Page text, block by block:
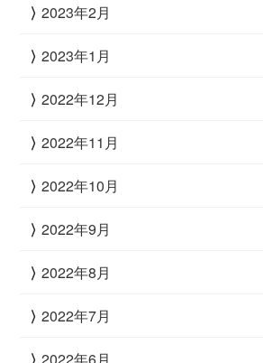
2023年2月
2023年1月
2022年12月
2022年11月
2022年10月
2022年9月
2022年8月
2022年7月
2022年6月